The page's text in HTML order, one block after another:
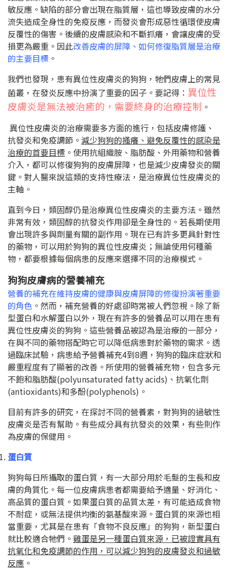
敏反應。缺陷的部分會出現在脂質層，這也導致皮膚的水分
流失造成全身性的免疫反應，而發炎會形成惡性循環使皮膚
反覆性的傷害。後續的皮膚感染和不斷抓癢，會讓皮膚的受
損更為嚴重。因此改善皮膚的屏障、如何修復脂質層是治療
的主要目標 。
我們也發現，患有異位性皮膚炎的狗狗，牠們皮膚上的常見
菌叢，在發炎反應中扮演了重要的因子。要記得： 異位性
皮膚炎是無法被治癒的，需要終身的治療控制 。
異位性皮膚炎的治療需要多方面的進行，包括皮膚修護、
抗發炎和免疫調節。 減少狗狗的搔癢、避免反覆性的感染是
治療的首要目標 。使用抗組織胺、脂肪酸、外用藥物和營養
介入，都可以修復狗狗的皮膚屏障，也是減少皮膚發炎的關
鍵。對人醫來說這類的支持性療法，是治療異位性皮膚炎的
主軸。
直到今日，類固醇仍是治療異位性皮膚炎的主要方法。雖然
非常有效，類固醇的抗發炎作用卻是全身性的。若長期使用
會出現許多與劑量有關的副作用。現在已有許多更具針對性
的藥物，可以用於狗狗的異位性皮膚炎；無論使用何種藥
物，都要根據每個病患的反應來選擇不同的治療模式。
狗狗皮膚病的營養補充
營養的補充在維持皮膚的健康與皮膚屏障的修復扮演著重要
的角色 。然而，補充營養的好處卻時常被人們忽視。除了新
型蛋白和水解蛋白以外，現在有許多的營養品可以用在患有
異位性皮膚炎的狗狗。這些營養品被認為是治療的一部分，
在與不同的藥物搭配時它可以降低病患對於藥物的需求。透
過臨床試驗，病患給予營養補充4到8週，狗狗的臨床症狀和
嚴重程度有了顯著的改善。所使用的營養補充物，包含多元
不飽和脂肪酸(polyunsaturated fatty acids) 、抗氧化劑
(antioxidants)和多酚(polyphenols) 。
目前有許多的研究，在探討不同的營養素，對狗狗的過敏性
皮膚炎是否有幫助。有些成分具有抗發炎的效果，有些則作
為皮膚的保健用。
蛋白質
狗狗每日所攝取的蛋白質，有一大部分用於毛髮的生長和皮
膚的角質化。每一位皮膚病患者都需要給予適量、好消化、
高品質的蛋白質。如果蛋白質的品質太差，有可能造成食物
不耐症，或無法提供均衡的氨基酸來源。蛋白質的來源也相
當重要，尤其是在患有「食物不良反應」的狗狗，新型蛋白
就比較適合牠們。 雞蛋是另一種蛋白質來源，已被證實具有
抗氧化和免疫調節的作用，可以減少狗狗的皮膚發炎和過敏
反應 。